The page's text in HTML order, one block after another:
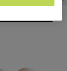
frais de douanes